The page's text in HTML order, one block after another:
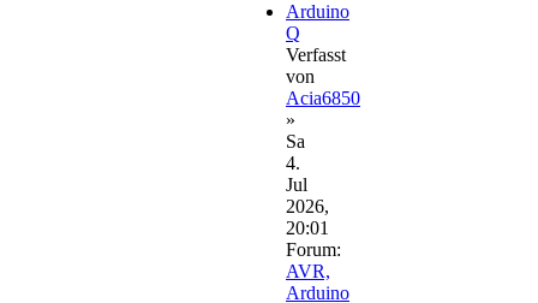
Arduino
Q
Verfasst
von
Acia6850
»
Sa
4.
Jul
2026,
20:01
Forum:
AVR,
Arduino